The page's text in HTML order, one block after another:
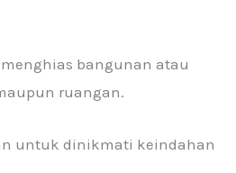
bangunan atau
ruangan.
untuk dinikmati keindahan